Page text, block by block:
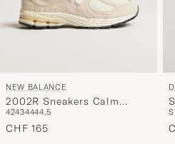
NEW BALANCE
2002R Sneakers Calm
Taupe
42434444,5
CHF 165
S